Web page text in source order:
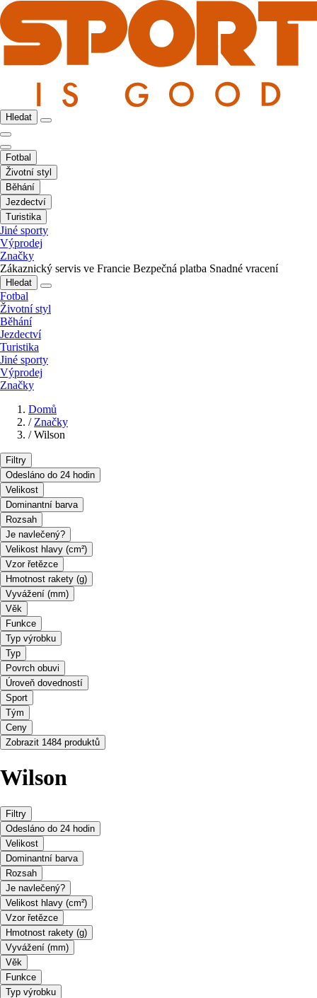
Hledat
Fotbal
Životní styl
Běhání
Jezdectví
Turistika
Jiné sporty
Výprodej
Značky
Zákaznický servis ve Francie Bezpečná platba Snadné vracení
Hledat
Fotbal
Životní styl
Běhání
Jezdectví
Turistika
Jiné sporty
Výprodej
Značky
Domů
/ Značky
/ Wilson
Filtry
Odesláno do 24 hodin
Velikost
Dominantní barva
Rozsah
Je navlečený?
Velikost hlavy (cm²)
Vzor řetězce
Hmotnost rakety (g)
Vyvážení (mm)
Věk
Funkce
Typ výrobku
Typ
Povrch obuvi
Úroveň dovedností
Sport
Tým
Ceny
Zobrazit 1484 produktů
Wilson
Filtry
Odesláno do 24 hodin
Velikost
Dominantní barva
Rozsah
Je navlečený?
Velikost hlavy (cm²)
Vzor řetězce
Hmotnost rakety (g)
Vyvážení (mm)
Věk
Funkce
Typ výrobku